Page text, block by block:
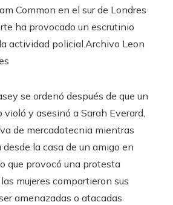
Common en el sur de Londres
ha provocado un escrutinio
actividad policial.Archivo Leon
se ordenó después de que un
y asesinó a Sarah Everard,
de mercadotecnia mientras
la casa de un amigo en
que provocó una protesta
mujeres compartieron sus
amenazadas o atacadas